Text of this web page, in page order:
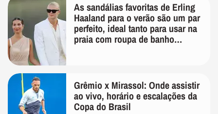
As sandálias favoritas de Erling
Haaland para o verão são um par
perfeito, ideal tanto para usar na
praia com roupa de banho
Grêmio x Mirassol: Onde assistir
ao vivo, horário e escalações da
Copa do Brasil